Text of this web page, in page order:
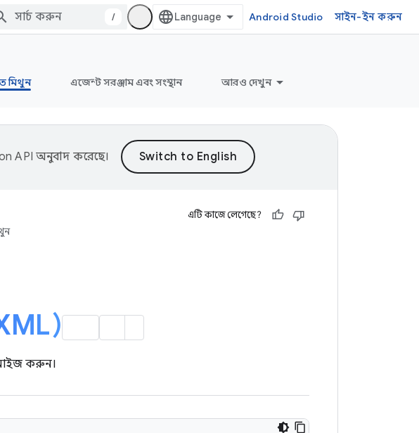
/ Android Studio সাইন-ইন করুন
মিথুন এজেন্ট সরঞ্জাম এবং সংস্থান আরও দেখুন
API অনুবাদ করেছে।
এটি কাজে লেগেছে?
করুন।